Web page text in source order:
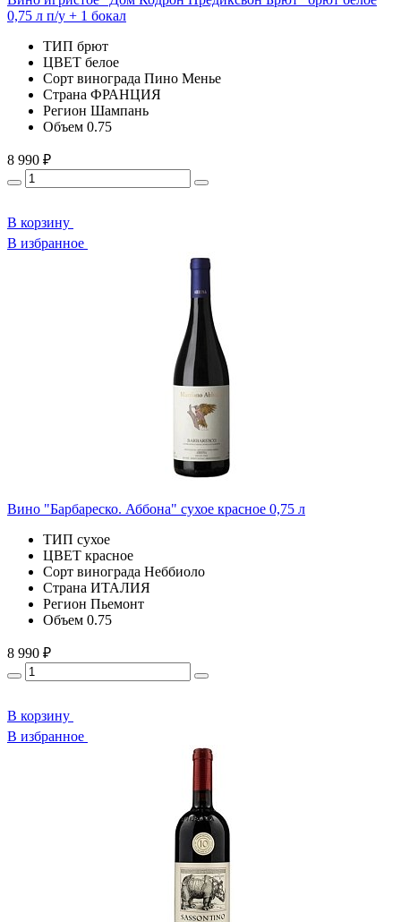
0,75 л п/у + 1 бокал
ТИП брют
ЦВЕТ белое
Сорт винограда Пино Менье
Страна ФРАНЦИЯ
Регион Шампань
Объем 0.75
8 990 ₽
В корзину
В избранное
Вино "Барбареско. Аббона" сухое красное 0,75 л
ТИП сухое
ЦВЕТ красное
Сорт винограда Неббиоло
Страна ИТАЛИЯ
Регион Пьемонт
Объем 0.75
8 990 ₽
В корзину
В избранное